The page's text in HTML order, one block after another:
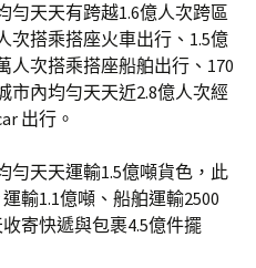
勻天天有跨越1.6億人次跨區
次搭乘搭座火車出行、1.5億
人次搭乘搭座船舶出行、170
市內均勻天天近2.8億人次經
出行。
勻天天運輸1.5億噸貨色，此
輸1.1億噸、船舶運輸2500
寄快遞與包裹4.5億件擺